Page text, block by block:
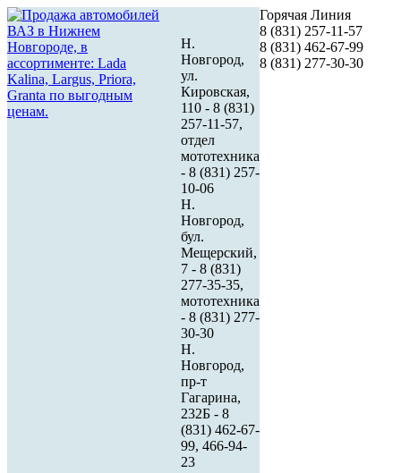
Н.
Новгород,
ул.
Кировская,
110 - 8 (831)
257-11-57,
отдел
мототехника
- 8 (831) 257-
10-06
Н.
Новгород,
бул.
Мещерский,
7 - 8 (831)
277-35-35,
мототехника
- 8 (831) 277-
30-30
Н.
Новгород,
пр-т
Гагарина,
232Б - 8
(831) 462-67-
99, 466-94-
23
Горячая Линия
8 (831) 257-11-57
8 (831) 462-67-99
8 (831) 277-30-30